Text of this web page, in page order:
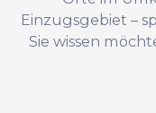
Einzugsgebiet –
Sie wissen